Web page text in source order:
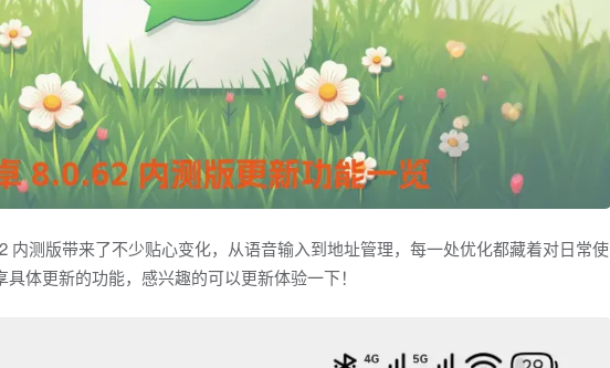
内测版带来了不少贴心变化，从语音输入到地址管理，每一处优化都藏着对日常使
体更新的功能，感兴趣的可以更新体验一下！